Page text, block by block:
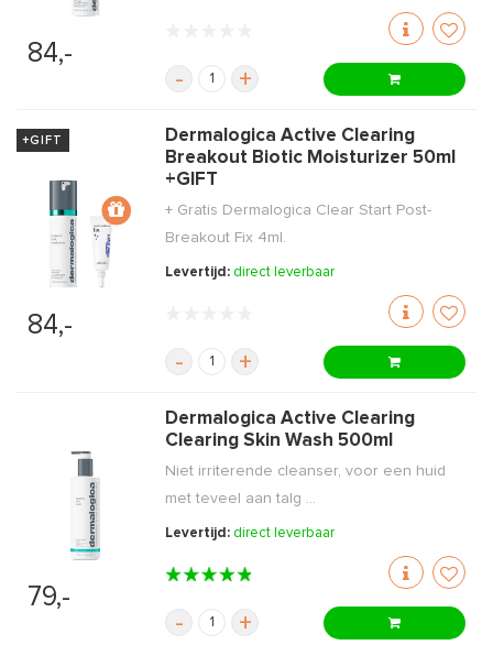
84,-
- +
+GIFT
84,-
Dermalogica Active Clearing
Breakout Biotic Moisturizer 50ml
+GIFT
+ Gratis Dermalogica Clear Start Post-
Breakout Fix 4ml.
Levertijd: direct leverbaar
- +
79,-
Dermalogica Active Clearing
Clearing Skin Wash 500ml
Niet irriterende cleanser, voor een huid
met teveel aan talg ...
Levertijd: direct leverbaar
- +